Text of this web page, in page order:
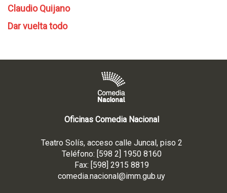
Claudio Quijano
Dar vuelta todo
Oficinas Comedia Nacional
Teatro Solís, acceso calle Juncal, piso 2
Teléfono: [598 2] 1950 8160
Fax: [598] 2915 8819
comedia.nacional@imm.gub.uy